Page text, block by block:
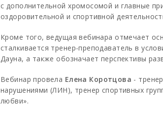
с дополнительной хромосомой и главные
оздоровительной и спортивной
Кроме того, ведущая вебинара отмечает
сталкивается тренер-преподаватель в
Дауна, а также обозначает перспективы
Вебинар провела Елена Коротцова -
нарушениями (ЛИН), тренер спортивных
любви».